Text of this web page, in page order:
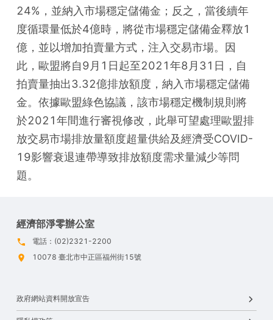
24%，並納入市場穩定儲備金；反之，當後續年
度循環量低於4億時，將從市場穩定儲備金釋放1
億，並以增加拍賣量方式，注入交易市場。因
此，歐盟將自9月1日起至2021年8月31日，自
拍賣量抽出3.32億排放額度，納入市場穩定儲備
金。依據歐盟綠色協議，該市場穩定機制規則將
於2021年間進行審視修改，此舉可望處理歐盟排
放交易市場排放量額度超量供給及經濟受COVID-
19影響衰退連帶導致排放額度需求量減少等問
題。
經濟部淨零辦公室
電話：(02)2321-2200
10078 臺北市中正區福州街15號
政府網站資料開放宣告